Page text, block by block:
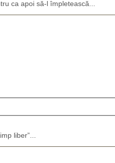
ca apoi să-l împletească...
liber”...